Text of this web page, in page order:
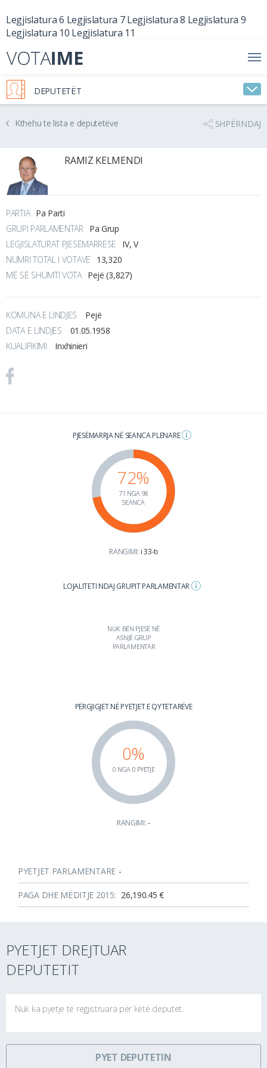
Legjislatura 6 Legjislatura 7 Legjislatura 8 Legjislatura 9
Legjislatura 10 Legjislatura 11
DEPUTETËT
Kthehu te lista e deputetëve SHPËRNDAJ
RAMIZ KELMENDI
PARTIA Pa Parti
GRUPI PARLAMENTAR
Pa Grup
LEGJISLATURAT PJESËMARRËSE
IV, V
NUMRI TOTAL I VOTAVE
13,320
MË SË SHUMTI VOTA Pejë (3,827)
KOMUNA E LINDJES
Pejë
DATA E LINDJES
01.05.1958
KUALIFIKIMI
Inxhinieri
PJESËMARRJA NË SEANCA PLENARE
72%
71 NGA 98
SEANCA
RANGIMI: i 33-ti
LOJALITETI NDAJ GRUPIT PARLAMENTAR
NUK BËN PJESË NË
ASNJË GRUP
PARLAMENTAR
PËRGJIGJET NË PYETJET E QYTETARËVE
0%
0 NGA 0 PYETJE
RANGIMI:-
PYETJET PARLAMENTARE -
PAGA DHE MËDITJE 2015: 26,190.45 €
PYETJET DREJTUAR
DEPUTETIT
Nuk ka pyetje të regjistruara për këtë deputet.
PYET DEPUTETIN